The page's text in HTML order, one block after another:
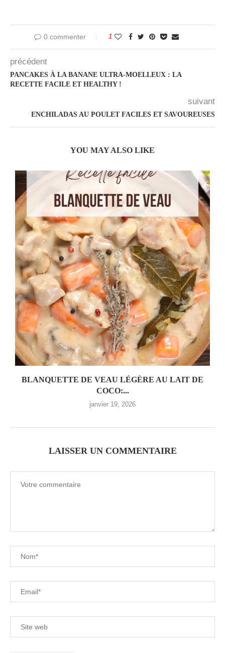
0 commenter 1
précédent
PANCAKES À LA BANANE ULTRA-MOELLEUX : LA
RECETTE FACILE ET HEALTHY !
suivant
ENCHILADAS AU POULET FACILES ET SAVOUREUSES
YOU MAY ALSO LIKE
BLANQUETTE DE VEAU LÉGÈRE AU LAIT DE
COCO:...
janvier 19, 2026
LAISSER UN COMMENTAIRE